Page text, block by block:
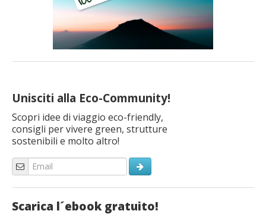
Unisciti alla Eco-Community!
Scopri idee di viaggio eco-friendly,
consigli per vivere green, strutture
sostenibili e molto altro!
Scarica l´ebook gratuito!